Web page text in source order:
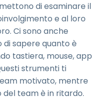
di esaminare il
e al loro
Ci sono anche
sapere quanto è
tastiera, mouse, app
strumenti ti
motivato, mentre
del team è in ritardo.